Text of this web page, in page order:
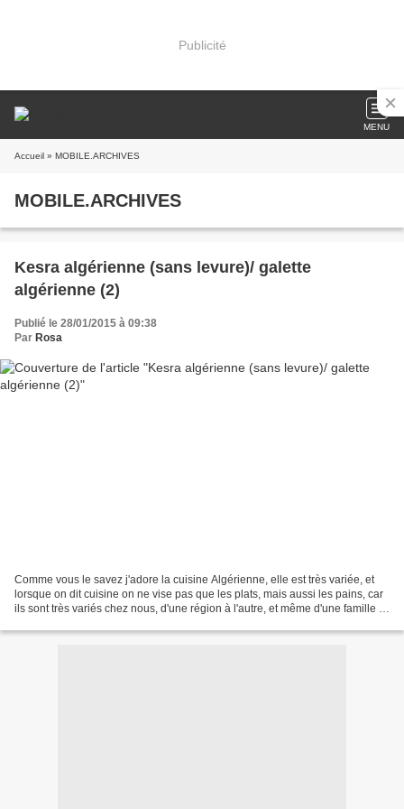
Publicité
MENU
Accueil » MOBILE.ARCHIVES
MOBILE.ARCHIVES
Kesra algérienne (sans levure)/ galette
algérienne (2)
Publié le 28/01/2015 à 09:38
Par Rosa
Comme vous le savez j'adore la cuisine Algérienne, elle est très variée, et
lorsque on dit cuisine on ne vise pas que les plats, mais aussi les pains, car
ils sont très variés chez nous, d'une région à l'autre, et même d'une famille à